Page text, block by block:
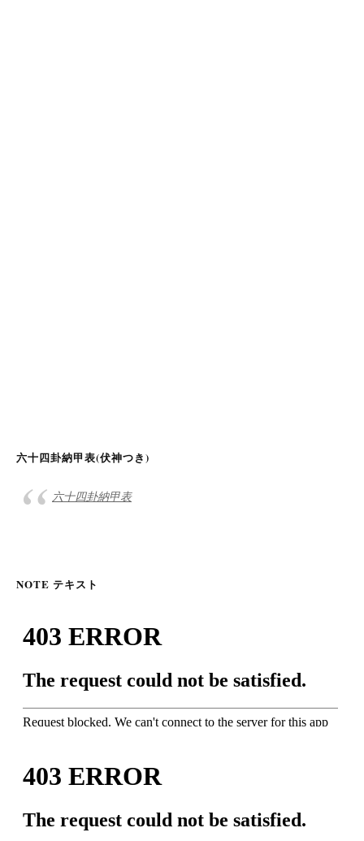
六十四卦納甲表(伏神つき)
六十四卦納甲表
NOTE テキスト